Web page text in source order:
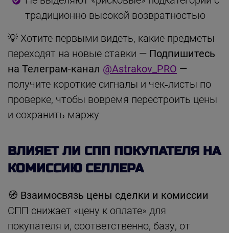
традиционно высокой возвратностью
💡 Хотите первыми видеть, какие предметы
переходят на новые ставки — Подпишитесь
на Телеграм-канал @Astrakov_PRO —
получите короткие сигналы и чек‑листы по
проверке, чтобы вовремя перестроить цены
и сохранить маржу
ВЛИЯЕТ ЛИ СПП ПОКУПАТЕЛЯ НА
КОМИССИЮ СЕЛЛЕРА
🧭 Взаимосвязь цены сделки и комиссии
СПП снижает «цену к оплате» для
покупателя и, соответственно, базу, от